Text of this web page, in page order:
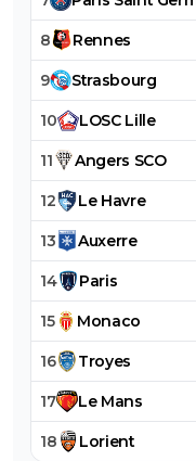
8 Rennes
9 Strasbourg
10 LOSC Lille
11 Angers SCO
12 Le Havre
13 Auxerre
14 Paris
15 Monaco
16 Troyes
17 Le Mans
18 Lorient